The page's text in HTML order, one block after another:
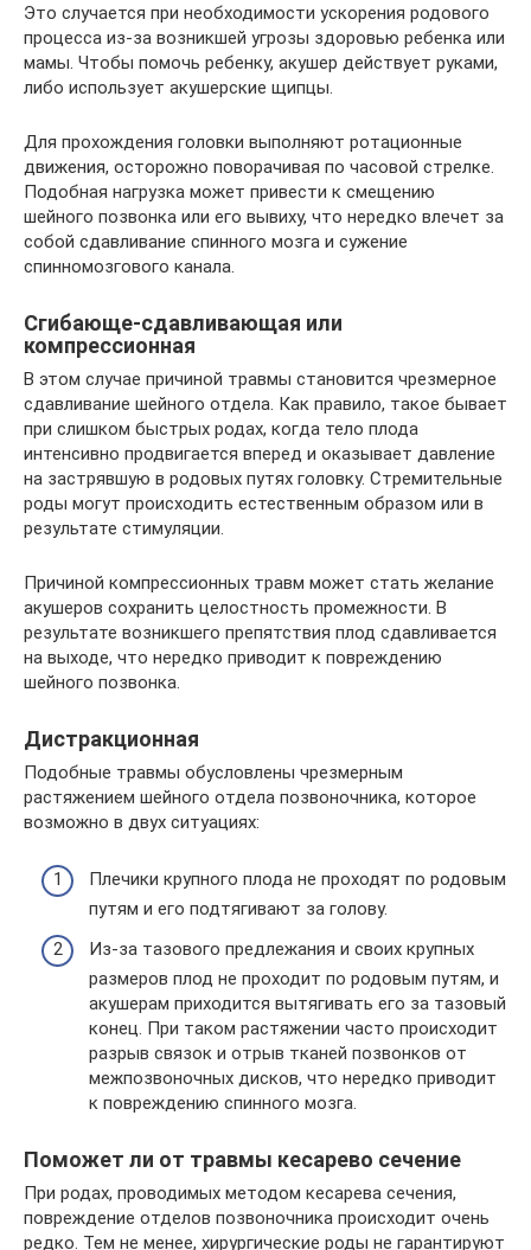
Это случается при необходимости ускорения родового
процесса из-за возникшей угрозы здоровью ребенка или
мамы. Чтобы помочь ребенку, акушер действует руками,
либо использует акушерские щипцы.
Для прохождения головки выполняют ротационные
движения, осторожно поворачивая по часовой стрелке.
Подобная нагрузка может привести к смещению
шейного позвонка или его вывиху, что нередко влечет за
собой сдавливание спинного мозга и сужение
спинномозгового канала.
Сгибающе-сдавливающая или
компрессионная
В этом случае причиной травмы становится чрезмерное
сдавливание шейного отдела. Как правило, такое бывает
при слишком быстрых родах, когда тело плода
интенсивно продвигается вперед и оказывает давление
на застрявшую в родовых путях головку. Стремительные
роды могут происходить естественным образом или в
результате стимуляции.
Причиной компрессионных травм может стать желание
акушеров сохранить целостность промежности. В
результате возникшего препятствия плод сдавливается
на выходе, что нередко приводит к повреждению
шейного позвонка.
Дистракционная
Подобные травмы обусловлены чрезмерным
растяжением шейного отдела позвоночника, которое
возможно в двух ситуациях:
Плечики крупного плода не проходят по родовым
путям и его подтягивают за голову.
Из-за тазового предлежания и своих крупных
размеров плод не проходит по родовым путям, и
акушерам приходится вытягивать его за тазовый
конец. При таком растяжении часто происходит
разрыв связок и отрыв тканей позвонков от
межпозвоночных дисков, что нередко приводит
к повреждению спинного мозга.
Поможет ли от травмы кесарево сечение
При родах, проводимых методом кесарева сечения,
повреждение отделов позвоночника происходит очень
редко. Тем не менее, хирургические роды не гарантируют